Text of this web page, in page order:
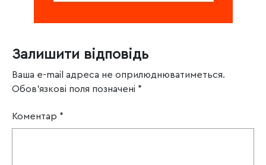
Залишити відповідь
Ваша e-mail адреса не оприлюднюватиметься.
Обов’язкові поля позначені *
Коментар *